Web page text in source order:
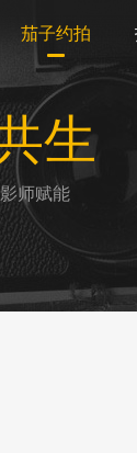
茄子约拍
生
师赋能